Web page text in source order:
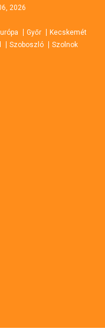
2026
Győr
Kecskemét
Szoboszló Szolnok